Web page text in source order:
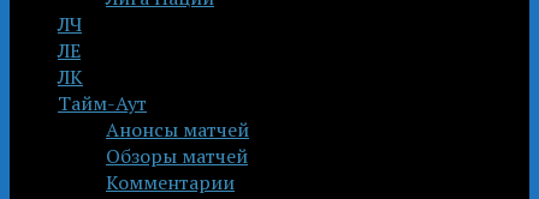
ЛЧ
ЛЕ
ЛК
Тайм-Аут
Анонсы матчей
Обзоры матчей
Комментарии